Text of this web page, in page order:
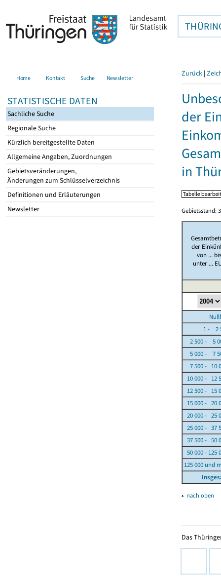
Home Kontakt Suche Newsletter
STATISTISCHE DATEN
Sachliche Suche
Regionale Suche
Kürzlich bereitgestellte Daten
Allgemeine Angaben, Zuordnungen
Gebietsveränderungen,
Änderungen zum Schlüsselverzeichnis
Definitionen und Erläuterungen
Newsletter
Zurück |
der
in
Gebietsstand:
der
von ...
unter ...
1 - 2
2 500 - 5
5 000 - 7
7 500 - 10
10 000 - 12
12 500 - 15
15 000 - 20
20 000 - 25
25 000 - 37
37 500 - 50
50 000 - 125
125 000 und
▴ nach oben
Das